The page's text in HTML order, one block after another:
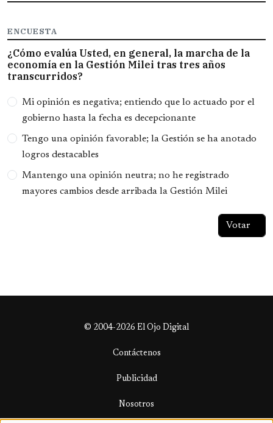
ENCUESTA
¿Cómo evalúa Usted, en general, la marcha de la
economía en la Gestión Milei tras tres años
transcurridos?
Opciones
Mi opinión es negativa; entiendo que lo actuado por el
gobierno hasta la fecha es decepcionante
Tengo una opinión favorable; la Gestión se ha anotado
logros destacables
Mantengo una opinión neutra; no he registrado
mayores cambios desde arribada la Gestión Milei
© 2004-2026 El Ojo Digital
Contáctenos
Publicidad
Nosotros